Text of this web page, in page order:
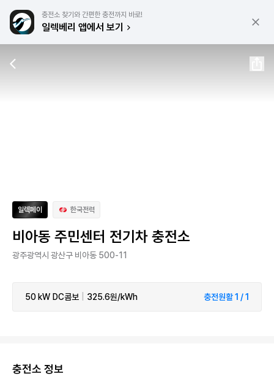
충전소 찾기와 간편한 충전까지 바로!
일렉베리 앱에서 보기
일렉페이 한국전력
비아동 주민센터 전기차 충전소
광주광역시 광산구 비아동 500-11
50 kW DC콤보 325.6원/kWh 충전원활 1 / 1
충전소 정보